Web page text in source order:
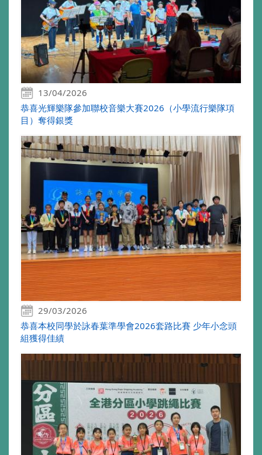
13/04/2026
恭喜光輝樂隊參加聯校音樂大賽2026（小學流行樂隊項
目）奪得銀獎
29/03/2026
恭喜本校同學於詠春葉準學會2026套路比賽 少年小念頭
組獲得佳績